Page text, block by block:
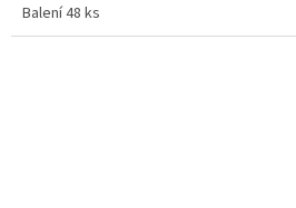
Balení 48 ks